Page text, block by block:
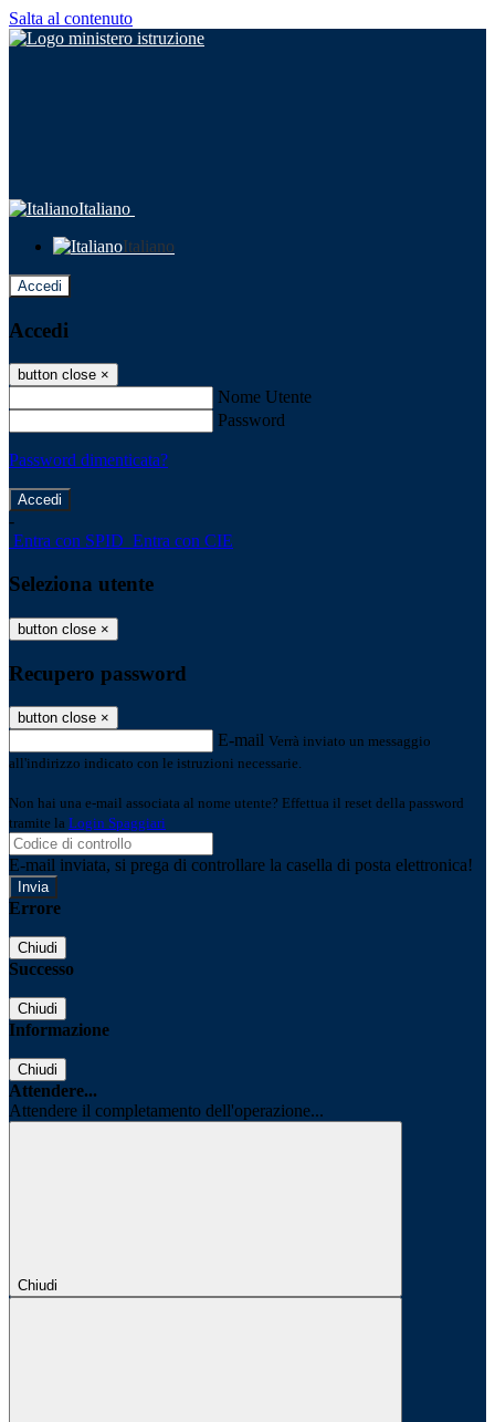
Salta al contenuto
Italiano
Italiano
Accedi
Accedi
button close ×
Nome Utente
Password
Password dimenticata?
-
Entra con SPID Entra con CIE
Seleziona utente
button close ×
Recupero password
button close ×
E-mail Verrà inviato un messaggio
all'indirizzo indicato con le istruzioni necessarie.
Non hai una e-mail associata al nome utente? Effettua il reset della password
tramite la Login Spaggiari
E-mail inviata, si prega di controllare la casella di posta elettronica!
Errore
Chiudi
Successo
Chiudi
Informazione
Chiudi
Attendere...
Attendere il completamento dell'operazione...
Chiudi